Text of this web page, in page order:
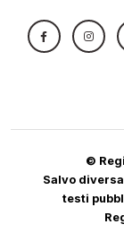
©
Salvo
testi